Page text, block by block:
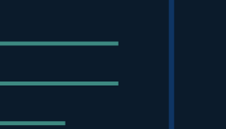
습니다.